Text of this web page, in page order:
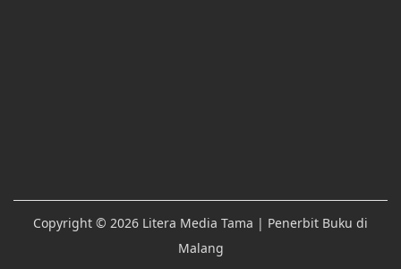
Copyright © 2026 Litera Media Tama | Penerbit Buku di
Malang